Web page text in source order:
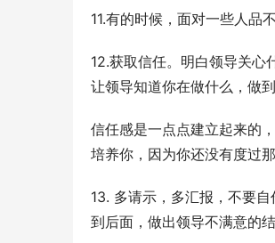
11.有的时候，面对一些人品
12.获取信任。明白领导关心
让领导知道你在做什么，做
信任感是一点点建立起来的
培养你，因为你还没有度过那
13. 多请示，多汇报，不要
到后面，做出领导不满意的